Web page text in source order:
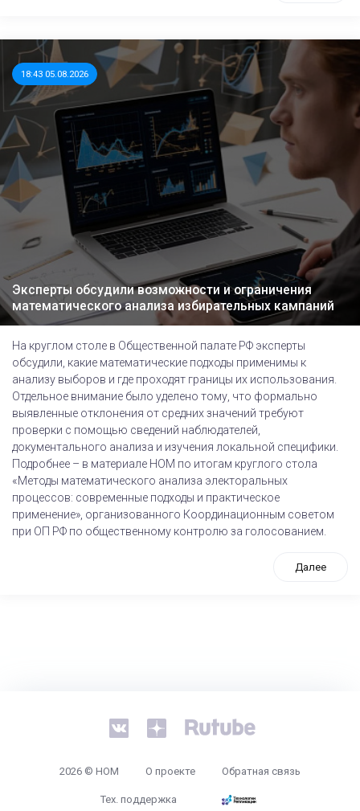
18:43 05.08.2026
Эксперты обсудили возможности и ограничения
математического анализа избирательных кампаний
На круглом столе в Общественной палате РФ эксперты
обсудили, какие математические подходы применимы к
анализу выборов и где проходят границы их использования.
Отдельное внимание было уделено тому, что формально
выявленные отклонения от средних значений требуют
проверки с помощью сведений наблюдателей,
документального анализа и изучения локальной специфики.
Подробнее – в материале НОМ по итогам круглого стола
«Методы математического анализа электоральных
процессов: современные подходы и практическое
применение», организованного Координационным советом
при ОП РФ по общественному контролю за голосованием.
Далее
2026 © НОМ О проекте Обратная связь
Тех. поддержка